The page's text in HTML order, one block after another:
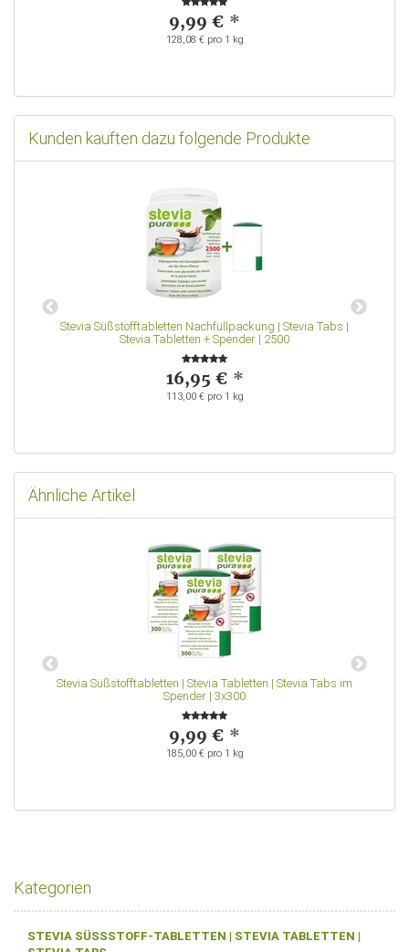
9,99 € *
128,08 € pro 1 kg
Kunden kauften dazu folgende Produkte
Stevia Süßstofftabletten Nachfüllpackung | Stevia Tabs |
Stevia Tabletten + Spender | 2500
16,95 € *
113,00 € pro 1 kg
Ähnliche Artikel
Stevia Süßstofftabletten | Stevia Tabletten | Stevia Tabs im
Spender | 3x300
9,99 € *
185,00 € pro 1 kg
Kategorien
STEVIA SÜSSSTOFF-TABLETTEN | STEVIA TABLETTEN |